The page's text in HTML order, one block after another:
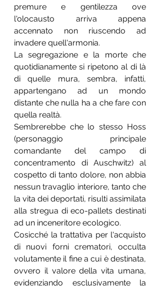
premure e gentilezza ove
l'olocausto arriva appena
accennato non riuscendo ad
invadere quell'armonia.
La segregazione e la morte che
quotidianamente si ripetono al di là
di quelle mura, sembra, infatti,
appartengano ad un mondo
distante che nulla ha a che fare con
quella realtà.
Sembrerebbe che lo stesso Hoss
(personaggio principale
comandante del campo di
concentramento di Auschwitz) al
cospetto di tanto dolore, non abbia
nessun travaglio interiore, tanto che
la vita dei deportati, risulti assimilata
alla stregua di eco-pallets destinati
ad un inceneritore ecologico.
Cosicché la trattativa per l'acquisto
di nuovi forni crematori, occulta
volutamente il fine a cui è destinata,
ovvero il valore della vita umana,
evidenziando esclusivamente la